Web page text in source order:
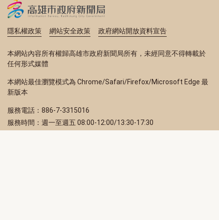
隱私權政策 網站安全政策 政府網站開放資料宣告
本網站內容所有權歸高雄市政府新聞局所有，未經同意不得轉載於
任何形式媒體
本網站最佳瀏覽模式為 Chrome/Safari/Firefox/Microsoft Edge 最
新版本
服務電話：886-7-3315016
服務時間：週一至週五 08:00-12:00/13:30-17:30